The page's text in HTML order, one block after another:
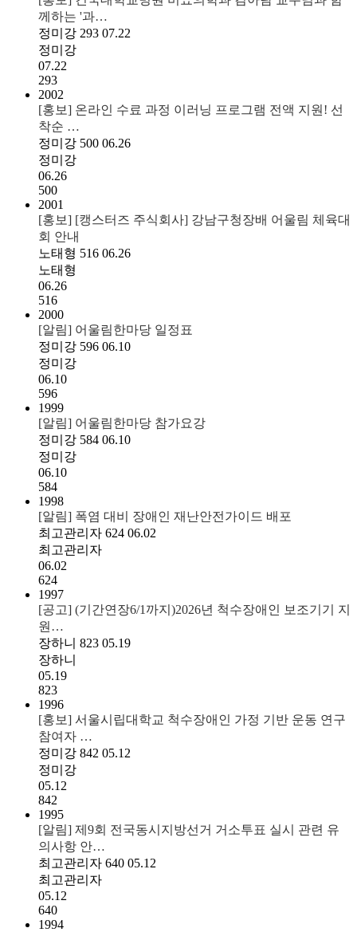
께하는 '과…
정미강 293 07.22
정미강
07.22
293
2002
[홍보] 온라인 수료 과정 이러닝 프로그램 전액 지원! 선
착순 …
정미강 500 06.26
정미강
06.26
500
2001
[홍보] [캥스터즈 주식회사] 강남구청장배 어울림 체육대
회 안내
노태형 516 06.26
노태형
06.26
516
2000
[알림] 어울림한마당 일정표
정미강 596 06.10
정미강
06.10
596
1999
[알림] 어울림한마당 참가요강
정미강 584 06.10
정미강
06.10
584
1998
[알림] 폭염 대비 장애인 재난안전가이드 배포
최고관리자 624 06.02
최고관리자
06.02
624
1997
[공고] (기간연장6/1까지)2026년 척수장애인 보조기기 지
원…
장하니 823 05.19
장하니
05.19
823
1996
[홍보] 서울시립대학교 척수장애인 가정 기반 운동 연구
참여자 …
정미강 842 05.12
정미강
05.12
842
1995
[알림] 제9회 전국동시지방선거 거소투표 실시 관련 유
의사항 안…
최고관리자 640 05.12
최고관리자
05.12
640
1994